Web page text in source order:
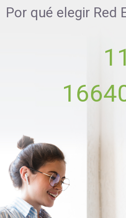
Por qué elegir Red
11